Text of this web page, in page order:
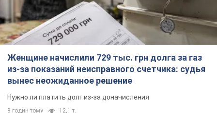
Женщине начислили 729 тыс. грн долга за газ
из-за показаний неисправного счетчика: судья
вынес неожиданное решение
Нужно ли платить долг из-за доначисления
8 годин тому 12,1 т.